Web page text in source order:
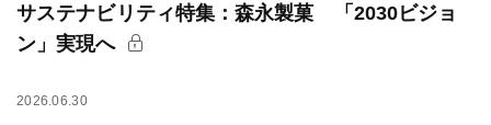
サステナビリティ特集：森永製菓 「2030ビジョ
ン」実現へ
2026.06.30